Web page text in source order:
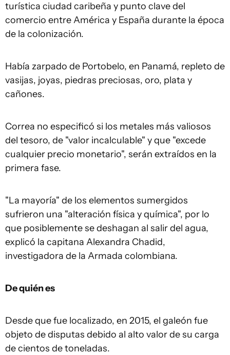
turística ciudad caribeña y punto clave del
comercio entre América y España durante la época
de la colonización.
Había zarpado de Portobelo, en Panamá, repleto de
vasijas, joyas, piedras preciosas, oro, plata y
cañones.
Correa no especificó si los metales más valiosos
del tesoro, de "valor incalculable" y que "excede
cualquier precio monetario", serán extraídos en la
primera fase.
"La mayoría" de los elementos sumergidos
sufrieron una "alteración física y química", por lo
que posiblemente se deshagan al salir del agua,
explicó la capitana Alexandra Chadid,
investigadora de la Armada colombiana.
De quién es
Desde que fue localizado, en 2015, el galeón fue
objeto de disputas debido al alto valor de su carga
de cientos de toneladas.